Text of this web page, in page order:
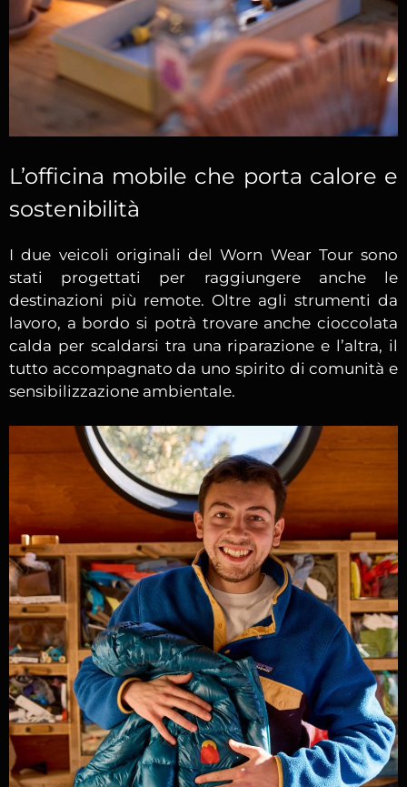
L’officina mobile che porta calore e
sostenibilità
I due veicoli originali del Worn Wear Tour sono
stati progettati per raggiungere anche le
destinazioni più remote. Oltre agli strumenti da
lavoro, a bordo si potrà trovare anche cioccolata
calda per scaldarsi tra una riparazione e l’altra, il
tutto accompagnato da uno spirito di comunità e
sensibilizzazione ambientale.